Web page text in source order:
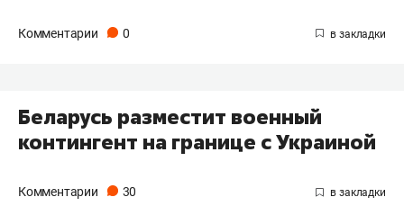
Комментарии 0
Беларусь разместит военный
контингент на границе с Украиной
Комментарии 30